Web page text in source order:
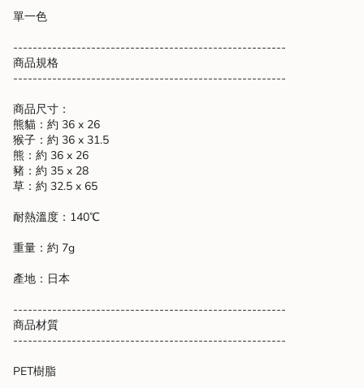
"minimum_of"=>"Minimum
of
quantity
}}",
of
{{
quantity
}}"}
單一色
--------------------------------------------------------
商品規格
--------------------------------------------------------
商品尺寸：
熊貓：約 36 x 26
猴子：約 36 x 31.5
熊：約 36 x 26
豬：約 35 x 28
草：約 32.5 x 65
耐熱溫度：140℃
重量：約 7g
產地：日本
--------------------------------------------------------
商品材質
--------------------------------------------------------
PET樹脂